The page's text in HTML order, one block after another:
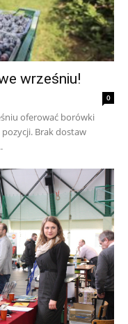
wrześniu!
0
oferować borówki
Brak dostaw